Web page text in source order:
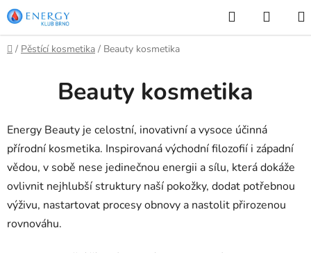
Přejít
na
obsah
Hledat
KOŠÍK
Domů
/ Pěstící kosmetika / Beauty kosmetika
Beauty kosmetika
Energy Beauty je celostní, inovativní a vysoce účinná
přírodní kosmetika. Inspirovaná východní filozofií i západní
vědou, v sobě nese jedinečnou energii a sílu, která dokáže
ovlivnit nejhlubší struktury naší pokožky, dodat potřebnou
výživu, nastartovat procesy obnovy a nastolit přirozenou
rovnováhu.